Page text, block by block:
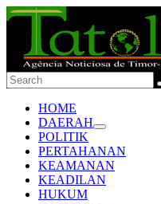
HOME
DAERAH
POLITIK
PERTAHANAN
KEAMANAN
KEADILAN
HUKUM